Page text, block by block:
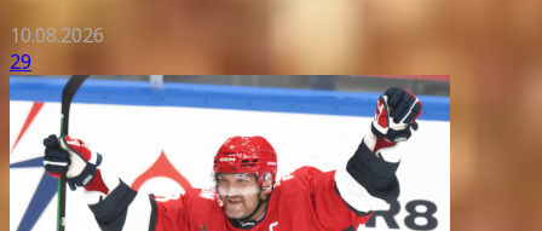
10.08.2026
29